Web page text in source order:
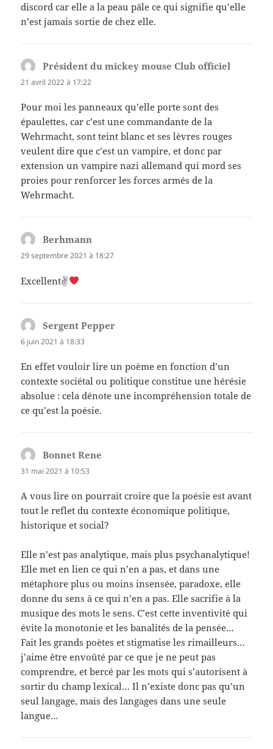
discord car elle a la peau pâle ce qui signifie qu’elle
n’est jamais sortie de chez elle.
Président du mickey mouse Club officiel
21 avril 2022 à 17:22
Pour moi les panneaux qu’elle porte sont des
épaulettes, car c’est une commandante de la
Wehrmacht, sont teint blanc et ses lèvres rouges
veulent dire que c’est un vampire, et donc par
extension un vampire nazi allemand qui mord ses
proies pour renforcer les forces armés de la
Wehrmacht.
Berhmann
29 septembre 2021 à 18:27
Excellent✌
Sergent Pepper
6 juin 2021 à 18:33
En effet vouloir lire un poème en fonction d’un
contexte sociétal ou politique constitue une hérésie
absolue : cela dénote une incompréhension totale de
ce qu’est la poésie.
Bonnet Rene
31 mai 2021 à 10:53
A vous lire on pourrait croire que la poésie est avant
tout le reflet du contexte économique politique,
historique et social?
Elle n’est pas analytique, mais plus psychanalytique!
Elle met en lien ce qui n’en a pas, et dans une
métaphore plus ou moins insensée, paradoxe, elle
donne du sens à ce qui n’en a pas. Elle sacrifie à la
musique des mots le sens. C’est cette inventivité qui
évite la monotonie et les banalités de la pensée…
Fait les grands poètes et stigmatise les rimailleurs…
j’aime être envoûté par ce que je ne peut pas
comprendre, et bercé par les mots qui s’autorisent à
sortir du champ lexical… Il n’existe donc pas qu’un
seul langage, mais des langages dans une seule
langue…